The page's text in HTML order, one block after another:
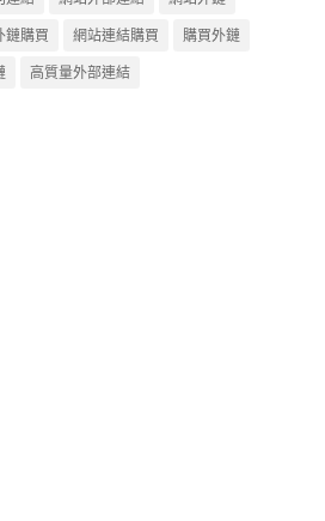
鏈購買 網站連結購買
購買外鏈
高質量外部連結